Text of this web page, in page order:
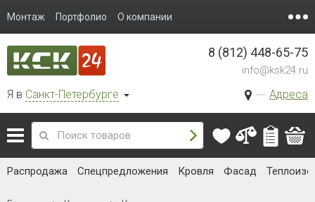
Монтаж Портфолио О компании
Я в Санкт-Петербурге Адреса
8 (812) 448-65-75
info@ksk24.ru
Распродажа Спецпредложения Кровля Фасад